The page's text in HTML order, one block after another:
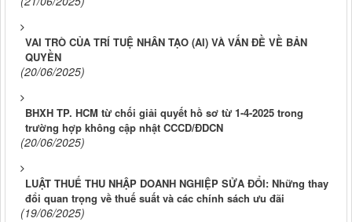
VAI TRÒ CỦA TRÍ TUỆ NHÂN TẠO (AI) VÀ VẤN ĐỀ VỀ BẢN
QUYỀN
(20/06/2025)
BHXH TP. HCM từ chối giải quyết hồ sơ từ 1-4-2025 trong
trường hợp không cập nhật CCCD/ĐDCN
(20/06/2025)
LUẬT THUẾ THU NHẬP DOANH NGHIỆP SỬA ĐỔI: Những thay
đổi quan trọng về thuế suất và các chính sách ưu đãi
(19/06/2025)